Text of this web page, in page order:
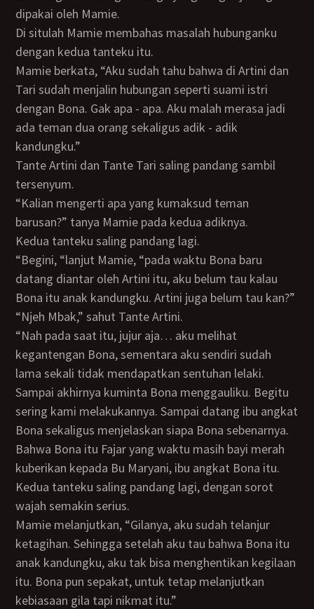
dipakai oleh Mamie.
Di situlah Mamie membahas masalah hubunganku
dengan kedua tanteku itu.
Mamie berkata, “Aku sudah tahu bahwa di Artini dan
Tari sudah menjalin hubungan seperti suami istri
dengan Bona. Gak apa - apa. Aku malah merasa jadi
ada teman dua orang sekaligus adik - adik
kandungku.”
Tante Artini dan Tante Tari saling pandang sambil
tersenyum.
“Kalian mengerti apa yang kumaksud teman
barusan?” tanya Mamie pada kedua adiknya.
Kedua tanteku saling pandang lagi.
“Begini, “lanjut Mamie, “pada waktu Bona baru
datang diantar oleh Artini itu, aku belum tau kalau
Bona itu anak kandungku. Artini juga belum tau kan?”
“Njeh Mbak,” sahut Tante Artini.
“Nah pada saat itu, jujur aja… aku melihat
kegantengan Bona, sementara aku sendiri sudah
lama sekali tidak mendapatkan sentuhan lelaki.
Sampai akhirnya kuminta Bona menggauliku. Begitu
sering kami melakukannya. Sampai datang ibu angkat
Bona sekaligus menjelaskan siapa Bona sebenarnya.
Bahwa Bona itu Fajar yang waktu masih bayi merah
kuberikan kepada Bu Maryani, ibu angkat Bona itu.
Kedua tanteku saling pandang lagi, dengan sorot
wajah semakin serius.
Mamie melanjutkan, “Gilanya, aku sudah telanjur
ketagihan. Sehingga setelah aku tau bahwa Bona itu
anak kandungku, aku tak bisa menghentikan kegilaan
itu. Bona pun sepakat, untuk tetap melanjutkan
kebiasaan gila tapi nikmat itu.”